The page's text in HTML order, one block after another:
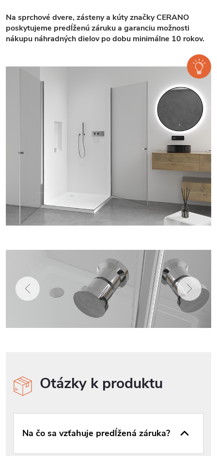
Na sprchové dvere, zásteny a kúty značky CERANO
poskytujeme predĺženú záruku a garanciu možnosti
nákupu náhradných dielov po dobu minimálne 10 rokov.
Otázky k produktu
Na čo sa vzťahuje predĺžená záruka?